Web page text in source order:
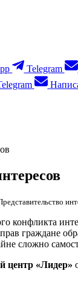
Telegram
конфликта
граждане
сложно
«Лидер»